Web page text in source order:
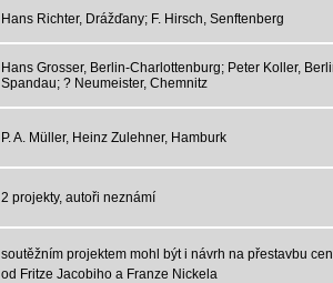
Hans Richter, Drážďany; F. Hirsch, Senftenberg
Hans Grosser, Berlin-Charlottenburg; Peter Koller,
Spandau; ? Neumeister, Chemnitz
P. A. Müller, Heinz Zulehner, Hamburk
2 projekty, autoři neznámí
soutěžním projektem mohl být i návrh na přestavbu
od Fritze Jacobiho a Franze Nickela